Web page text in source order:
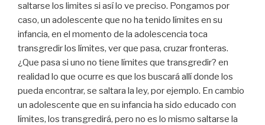
saltarse los limites si así lo ve preciso. Pongamos por
caso, un adolescente que no ha tenido límites en su
infancia, en el momento de la adolescencia toca
transgredir los límites, ver que pasa, cruzar fronteras.
¿Que pasa si uno no tiene límites que transgredir? en
realidad lo que ocurre es que los buscará allí donde los
pueda encontrar, se saltara la ley, por ejemplo. En cambio
un adolescente que en su infancia ha sido educado con
límites, los transgredirá, pero no es lo mismo saltarse la